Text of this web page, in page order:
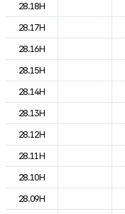
28.18H
28.17H
28.16H
28.15H
28.14H
28.13H
28.12H
28.11H
28.10H
28.09H